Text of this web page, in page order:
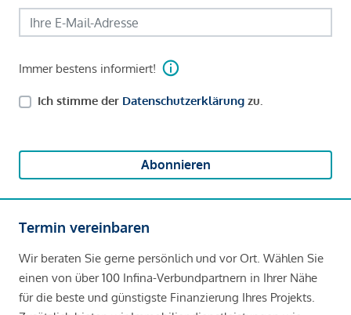
Immer bestens informiert!
Ich stimme der Datenschutzerklärung zu.
Abonnieren
Termin vereinbaren
Wir beraten Sie gerne persönlich und vor Ort. Wählen Sie
einen von über 100 Infina-Verbundpartnern in Ihrer Nähe
für die beste und günstigste Finanzierung Ihres Projekts.